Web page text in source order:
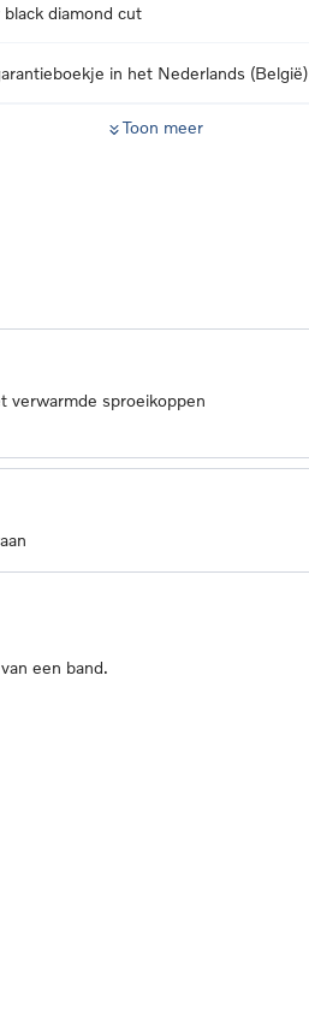
diamond cut
in het Nederlands (België)
Toon meer
verwarmde sproeikoppen
een band.